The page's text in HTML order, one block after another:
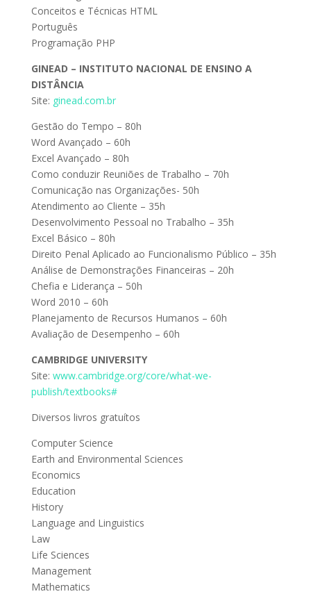
Conceitos e Técnicas HTML
Português
Programação PHP
GINEAD – INSTITUTO NACIONAL DE ENSINO A
DISTÂNCIA
Site: ginead.com.br
Gestão do Tempo – 80h
Word Avançado – 60h
Excel Avançado – 80h
Como conduzir Reuniões de Trabalho – 70h
Comunicação nas Organizações- 50h
Atendimento ao Cliente – 35h
Desenvolvimento Pessoal no Trabalho – 35h
Excel Básico – 80h
Direito Penal Aplicado ao Funcionalismo Público – 35h
Análise de Demonstrações Financeiras – 20h
Chefia e Liderança – 50h
Word 2010 – 60h
Planejamento de Recursos Humanos – 60h
Avaliação de Desempenho – 60h
CAMBRIDGE UNIVERSITY
Site: www.cambridge.org/core/what-we-
publish/textbooks#
Diversos livros gratuítos
Computer Science
Earth and Environmental Sciences
Economics
Education
History
Language and Linguistics
Law
Life Sciences
Management
Mathematics